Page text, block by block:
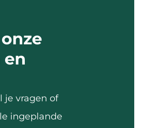
je vragen of
ingeplande